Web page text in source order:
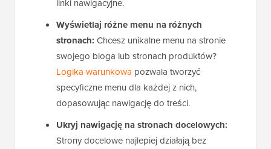
linki nawigacyjne.
Wyświetlaj różne menu na różnych
stronach: Chcesz unikalne menu na stronie
swojego bloga lub stronach produktów?
Logika warunkowa pozwala tworzyć
specyficzne menu dla każdej z nich,
dopasowując nawigację do treści.
Ukryj nawigację na stronach docelowych:
Strony docelowe najlepiej działają bez